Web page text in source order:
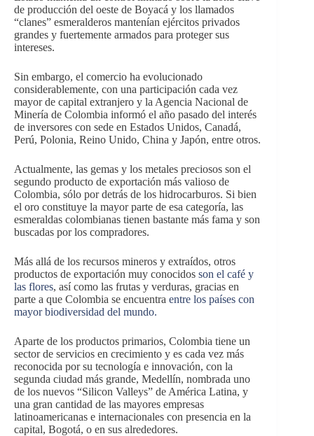
de producción del oeste de Boyacá y los llamados
“clanes” esmeralderos mantenían ejércitos privados
grandes y fuertemente armados para proteger sus
intereses.
Sin embargo, el comercio ha evolucionado
considerablemente, con una participación cada vez
mayor de capital extranjero y la Agencia Nacional de
Minería de Colombia informó el año pasado del interés
de inversores con sede en Estados Unidos, Canadá,
Perú, Polonia, Reino Unido, China y Japón, entre otros.
Actualmente, las gemas y los metales preciosos son el
segundo producto de exportación más valioso de
Colombia, sólo por detrás de los hidrocarburos. Si bien
el oro constituye la mayor parte de esa categoría, las
esmeraldas colombianas tienen bastante más fama y son
buscadas por los compradores.
Más allá de los recursos mineros y extraídos, otros
productos de exportación muy conocidos son el café y
las flores, así como las frutas y verduras, gracias en
parte a que Colombia se encuentra entre los países con
mayor biodiversidad del mundo.
Aparte de los productos primarios, Colombia tiene un
sector de servicios en crecimiento y es cada vez más
reconocida por su tecnología e innovación, con la
segunda ciudad más grande, Medellín, nombrada uno
de los nuevos “Silicon Valleys” de América Latina, y
una gran cantidad de las mayores empresas
latinoamericanas e internacionales con presencia en la
capital, Bogotá, o en sus alrededores.